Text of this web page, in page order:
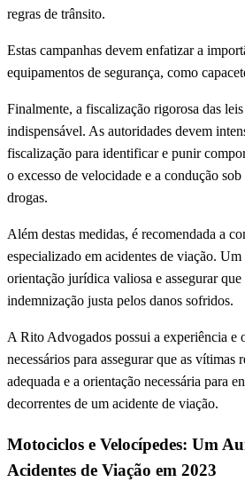
regras de trânsito.
Estas campanhas devem enfatizar a
equipamentos de segurança, como
Finalmente, a fiscalização rigorosa das
indispensável. As autoridades devem
fiscalização para identificar e punir
o excesso de velocidade e a condução
drogas.
Além destas medidas, é recomendada a
especializado em acidentes de viação.
orientação jurídica valiosa e assegurar
indemnização justa pelos danos sofridos.
A Rito Advogados possui a experiência e
necessários para assegurar que as vítimas
adequada e a orientação necessária para
decorrentes de um acidente de viação.
Motociclos e Velocípedes: Um
Acidentes de Viação em 2023